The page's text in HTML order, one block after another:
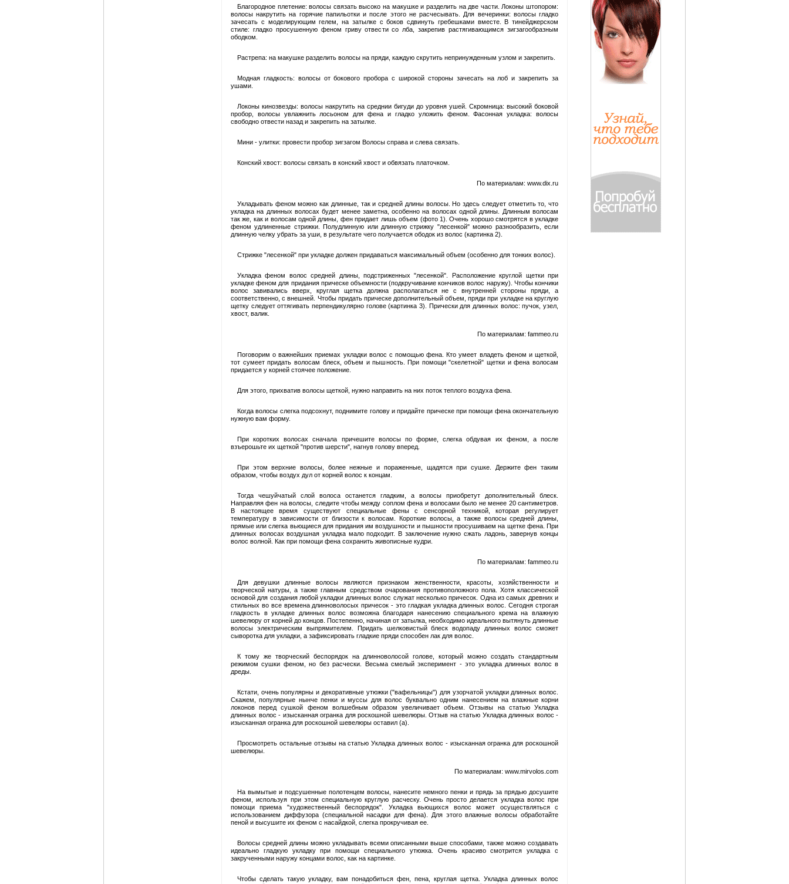
Благородное плетение: волосы связать высоко на макушке и разделить на две части. Локоны штопором:
волосы накрутить на горячие папильотки и после этого не расчесывать. Для вечеринки: волосы гладко
зачесать с моделирующим гелем, на затылке с боков сдвинуть гребешками вместе. В тинейджерском
стиле: гладко просушенную феном гриву отвести со лба, закрепив растягивающимся зигзагообразным
ободком.
Растрепа: на макушке разделить волосы на пряди, каждую скрутить непринужденным узлом и закрепить.
Модная гладкость: волосы от бокового пробора с широкой стороны зачесать на лоб и закрепить за
ушами.
Локоны кинозвезды: волосы накрутить на среднии бигуди до уровня ушей. Скромница: высокий боковой
пробор, волосы увлажнить лосьоном для фена и гладко уложить феном. Фасонная укладка: волосы
свободно отвести назад и закрепить на затылке.
Мини - улитки: провести пробор зигзагом Волосы справа и слева связать.
Конский хвост: волосы связать в конский хвост и обвязать платочком.
По материалам: www.dix.ru
Укладывать феном можно как длинные, так и средней длины волосы. Но здесь следует отметить то, что
укладка на длинных волосах будет менее заметна, особенно на волосах одной длины. Длинным волосам
так же, как и волосам одной длины, фен придает лишь объем (фото 1). Очень хорошо смотрятся в укладке
феном удлиненные стрижки. Полудлинную или длинную стрижку "лесенкой" можно разнообразить, если
длинную челку убрать за уши, в результате чего получается ободок из волос (картинка 2).
Стрижке "лесенкой" при укладке должен придаваться максимальный объем (особенно для тонких волос).
Укладка феном волос средней длины, подстриженных "лесенкой". Расположение круглой щетки при
укладке феном для придания прическе объемности (подкручивание кончиков волос наружу). Чтобы кончики
волос завивались вверх, круглая щетка должна располагаться не с внутренней стороны пряди, а
соответственно, с внешней. Чтобы придать прическе дополнительный объем, пряди при укладке на круглую
щетку следует оттягивать перпендикулярно голове (картинка 3). Прически для длинных волос: пучок, узел,
хвост, валик.
По материалам: fammeo.ru
Поговорим о важнейших приемах укладки волос с помощью фена. Кто умеет владеть феном и щеткой,
тот сумеет придать волосам блеск, объем и пышность. При помощи "скелетной" щетки и фена воло­сам
придается у корней стоячее положение.
Для этого, прихватив волосы щеткой, нужно направить на них поток теплого воздуха фена.
Когда волосы слегка подсохнут, поднимите голову и придайте прическе при помощи фена окончательную
нужную вам форму.
При коротких волосах сначала причешите волосы по форме, слегка обдувая их феном, а после
взъерошьте их щеткой "против шерсти", нагнув голову вперед.
При этом верхние волосы, более нежные и поражен­ные, щадятся при сушке. Держите фен таким
образом, чтобы воздух дул от корней волос к концам.
Тогда чешуйчатый слой волоса останется гладким, а волосы приобретут дополнитель­ный блеск.
Направляя фен на волосы, сле­дите чтобы между соплом фена и волосами было не менее 20 сантиметров.
В настоящее время существуют специальные фены с сен­сорной техникой, которая регулирует
температуру в зависимости от близости к волосам. Короткие волосы, а также волосы средней длины,
прямые или слегка вьющиеся для придания им воздушности и пышности просушиваем на щетке фена. При
длинных волосах воз­душная укладка мало подходит. В заключение нужно сжать ладонь, завер­нув концы
волос волной. Как при помощи фена сохранить живописные кудри.
По материалам: fammeo.ru
Для девушки длинные волосы являются признаком женственности, красоты, хозяйственности и
творческой натуры, а также главным средством очарования противоположного пола. Хотя классической
основой для создания любой укладки длинных волос служат несколько причесок. Одна из самых древних и
стильных во все времена длинноволосых причесок - это гладкая укладка длинных волос. Сегодня строгая
гладкость в укладке длинных волос возможна благодаря нанесению специального крема на влажную
шевелюру от корней до концов. Постепенно, начиная от затылка, необходимо идеального вытянуть длинные
волосы электрическим выпрямителем. Придать шелковистый блеск водопаду длинных волос сможет
сыворотка для укладки, а зафиксировать гладкие пряди способен лак для волос.
К тому же творческий беспорядок на длинноволосой голове, который можно создать стандартным
режимом сушки феном, но без расчески. Весьма смелый эксперимент - это укладка длинных волос в
дреды.
Кстати, очень популярны и декоративные утюжки ("вафельницы") для узорчатой укладки длинных волос.
Скажем, популярные нынче пенки и муссы для волос буквально одним нанесением на влажные корни
локонов перед сушкой феном волшебным образом увеличивает объем. Отзывы на статью Укладка
длинных волос - изысканная огранка для роскошной шевелюры. Отзыв на статью Укладка длинных волос -
изысканная огранка для роскошной шевелюры оставил (а).
Просмотреть остальные отзывы на статью Укладка длинных волос - изысканная огранка для роскошной
шевелюры.
По материалам: www.mirvolos.com
На вымытые и подсушенные полотенцем волосы, нанесите немного пенки и прядь за прядью досушите
феном, используя при этом специальную круглую расческу. Очень просто делается укладка волос при
помощи приема "художественный беспорядок". Укладка вьющихся волос может осуществляться с
использованием диффузора (специальной насадки для фена). Для этого влажные волосы обработайте
пеной и высушите их феном с насайдкой, слегка прокручивая ее.
Волосы средней длины можно укладывать всеми описанными выше способами, также можно создавать
идеально гладкую укладку при помощи специального утюжка. Очень красиво смотрится укладка с
закрученными наружу концами волос, как на картинке.
Чтобы сделать такую укладку, вам понадобиться фен, пена, круглая щетка. Укладка длинных волос